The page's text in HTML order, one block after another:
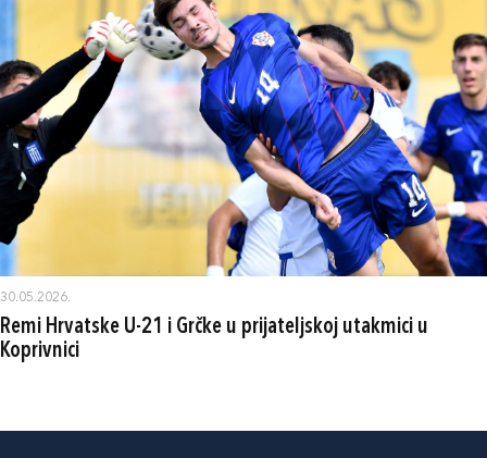
30.05.2026.
Remi Hrvatske U-21 i Grčke u prijateljskoj utakmici u
Koprivnici